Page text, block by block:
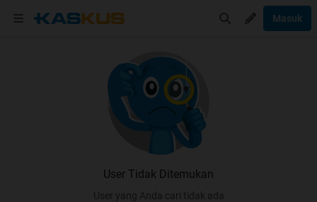
Masuk
User Tidak Ditemukan
User yang Anda cari tidak ada